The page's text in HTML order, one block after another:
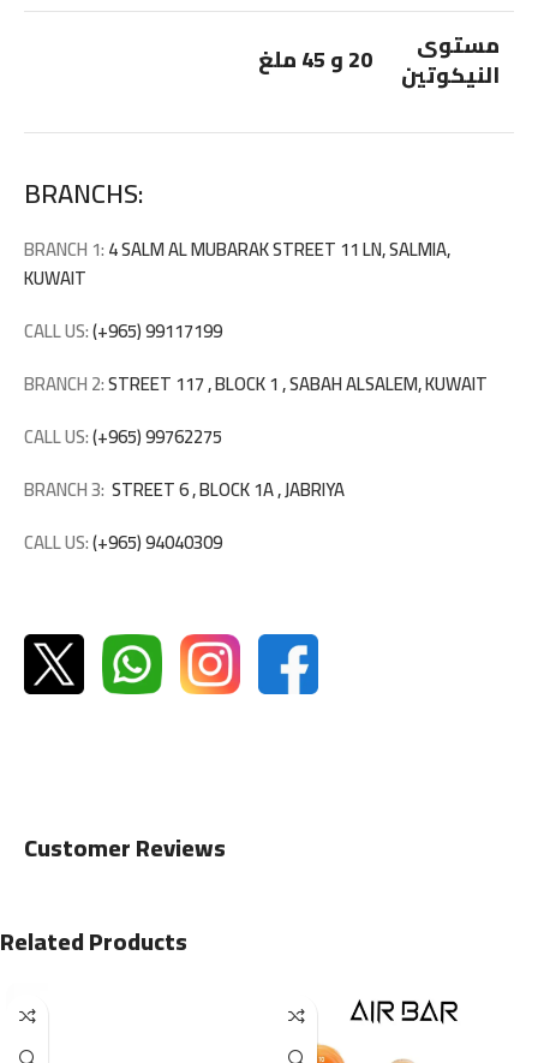
مستوى
النيكوتين 20 و 45 ملغ
BRANCHS:
BRANCH 1:4 SALM AL MUBARAK STREET 11 LN, SALMIA,
KUWAIT
CALL US:(+965) 99117199
BRANCH 2:STREET 117 , BLOCK 1 , SABAH ALSALEM, KUWAIT
CALL US:(+965) 99762275
BRANCH 3: STREET 6 , BLOCK 1A , JABRIYA
CALL US:(+965) 94040309
Customer Reviews
Related Products